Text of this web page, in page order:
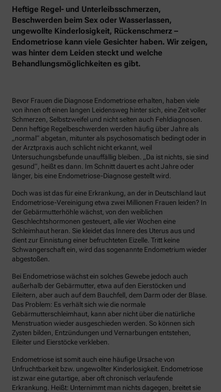
Heftige Regel- und Unterleibsschmerzen,
Beschwerden beim Sex oder Wasserlassen,
ungewollte Kinderlosigkeit, Rückenschmerz –
Endometriose kann viele Gesichter haben. Wir zeigen,
was hinter dem Leiden steckt und welche
Behandlungsmöglichkeiten es gibt.
Bevor Frauen die Diagnose Endometriose erhalten, haben viele
von ihnen oft einen langen Leidensweg hinter sich, eine Zeit voller
Schmerzen, Selbstzweifel und nicht selten auch Fehldiagnosen.
Denn heftige Regelbeschwerden werden häufig über Jahre als
„normal“ abgetan, mitunter als psychosomatisch bedingt oder in
der Arztpraxis auch schlicht nicht erkannt, weil
Untersuchungsbefunde unauffällig bleiben. „Da ist nichts, sie sind
gesund“, heißt es dann. Im Schnitt dauert es acht Jahre oder
länger, bis eine Endometriose-Diagnose gestellt wird.
Doch was ist das für eine Erkrankung, an der in Deutschland laut
Endometriose-Vereinigung etwa zwei Millionen Frauen leiden? In
der Gebärmutterhöhle wächst, von den weiblichen
Geschlechtshormonen gesteuert, alle vier Wochen eine
Schleimhaut heran. Sie kleidet das Innere des Uterus aus und
dient zur Einnistung einer befruchteten Eizelle. Tritt keine
Schwangerschaft ein, wird das sogenannte Endometrium wieder
abgestoßen.
Bei Endometriose wächst ein solches Gewebe jedoch auch
außerhalb der Gebärmutter, etwa auf den Eierstöcken und
Eileitern, aber auch auf dem Bauchfell, dem Darm oder der Blase.
Das Problem: Es verhält sich wie die normale
Gebärmutterschleimhaut, kann aber nicht über die natürliche
Menstruation wieder ausgeschieden werden. So können sich
Zysten bilden, Entzündungen und Vernarbungen entstehen,
Eileiter und Eierstöcke verkleben.
Endometriose ist somit auch eine häufige Ursache von
Unfruchtbarkeit bzw. ungewollter Kinderlosigkeit. Endometriose
ist zwar eine gutartige, aber oft chronisch verlaufende
Erkrankung. Heißt: Unternimmt man nichts dagegen, breitet sie